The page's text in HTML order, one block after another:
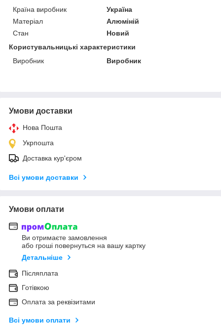
Країна виробник
Україна
Матеріал
Алюміній
Стан
Новий
Користувальницькі характеристики
Виробник
Виробник
Умови доставки
Нова Пошта
Укрпошта
Доставка кур'єром
Всі умови доставки
Умови оплати
Ви отримаєте замовлення
або гроші повернуться на вашу картку
Детальніше
Післяплата
Готівкою
Оплата за реквізитами
Всі умови оплати